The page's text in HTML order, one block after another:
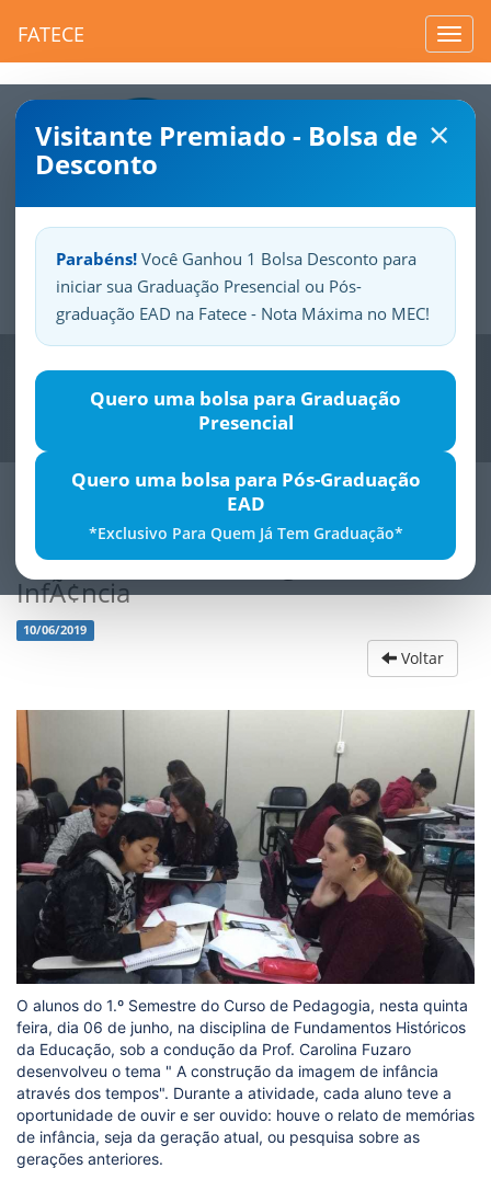
FATECE
×
Visitante Premiado - Bolsa de
Desconto
Parabéns! Você Ganhou 1 Bolsa Desconto para
iniciar sua Graduação Presencial ou Pós-
graduação EAD na Fatece - Nota Máxima no MEC!
Quero uma bolsa para Graduação
Presencial
Quero uma bolsa para Pós-Graduação
EAD
*Exclusivo Para Quem Já Tem Graduação*
SuaFatece.Seuorgulho.
Previous
ConstruÃ§Ã£o da Imagem de
InfÃ¢ncia
10/06/2019
Voltar
O alunos do 1.º Semestre do Curso de Pedagogia, nesta quinta
feira, dia 06 de junho, na disciplina de Fundamentos Históricos
da Educação, sob a condução da Prof. Carolina Fuzaro
desenvolveu o tema " A construção da imagem de infância
através dos tempos". Durante a atividade, cada aluno teve a
oportunidade de ouvir e ser ouvido: houve o relato de memórias
de infância, seja da geração atual, ou pesquisa sobre as
gerações anteriores.